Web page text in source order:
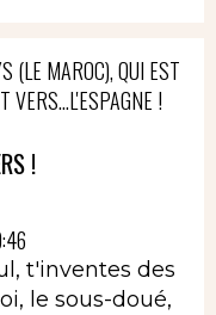
(LE MAROC), QUI EST
VERS...L'ESPAGNE !
!
t'inventes des
le sous-doué,